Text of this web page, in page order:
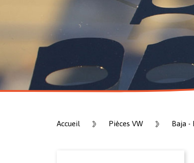
Accueil Pièces VW Baja -